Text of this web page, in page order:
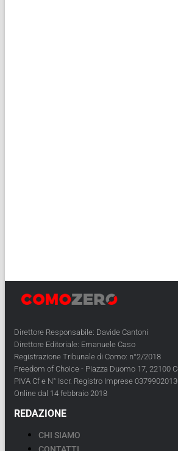
Direttore Responsabile: Davide Cantoni
Direttore Editoriale: Emanuele Caso
Registrazione Tribunale di Como: n°2/2018
Freedom of Choice - Piazza Duomo 17, 22100
PIVA Cf e N° Iscr. Registro Imprese
Online dal 14 febbraio 2018
REDAZIONE
CHI SIAMO